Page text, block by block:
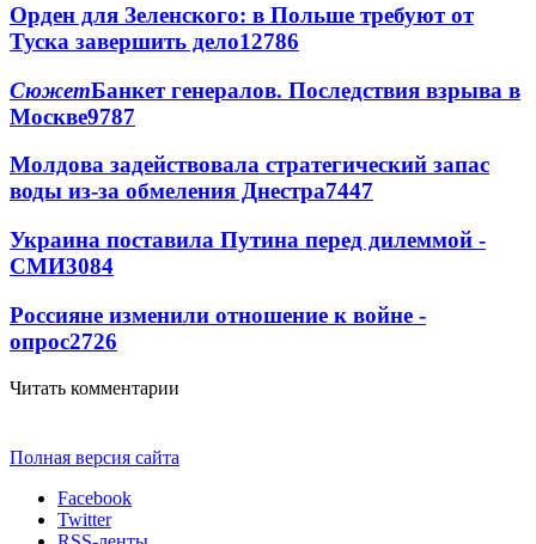
Орден для Зеленского: в Польше требуют от
Туска завершить дело12786
СюжетБанкет генералов. Последствия взрыва в
Москве9787
Молдова задействовала стратегический запас
воды из-за обмеления Днестра7447
Украина поставила Путина перед дилеммой -
СМИ3084
Россияне изменили отношение к войне -
опрос2726
Читать комментарии
Полная версия сайта
Facebook
Twitter